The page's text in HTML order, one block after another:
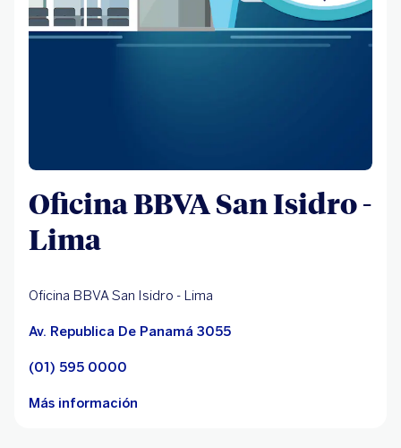
Oficina BBVA San Isidro -
Lima
Oficina BBVA San Isidro - Lima
Av. Republica De Panamá 3055
(01) 595 0000
Más información